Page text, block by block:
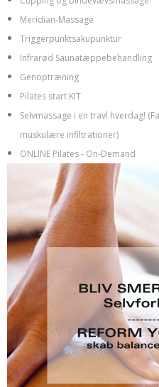
Meridian-Massage
Triggerpunktsakupunktur
Infrarød Saunatæppebehandling
Genoptræning
Pilates start KIT
Selvmassage i en travl hverdag!
muskulære infiltrationer)
ONLINE Pilates - On-Demand